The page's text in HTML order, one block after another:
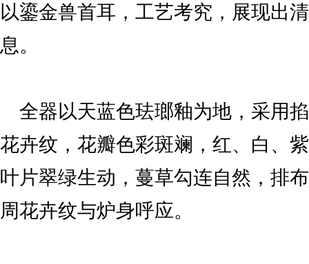
以鎏金兽首耳，工艺考究，展现出
息。
全器以天蓝色珐瑯釉为地，采用
花卉纹，花瓣色彩斑斓，红、白、
叶片翠绿生动，蔓草勾连自然，排
周花卉纹与炉身呼应。